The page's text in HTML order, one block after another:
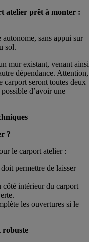
atelier prêt à monter :
sans appui sur
sol.
mur existant, venant ainsi
dépendance. Attention,
carport seront toutes deux
d’avoir une
?
le carport atelier :
permettre de laisser
côté intérieur du carport
les ouvertures si le
robuste